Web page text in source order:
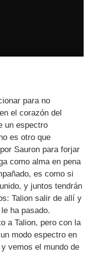
para no
el corazón del
un espectro
es otro que
Sauron para forjar
como alma en pena
es como si
y juntos tendrán
Talion salir de allí y
ha pasado.
a Talion, pero con la
modo espectro en
vemos el mundo de